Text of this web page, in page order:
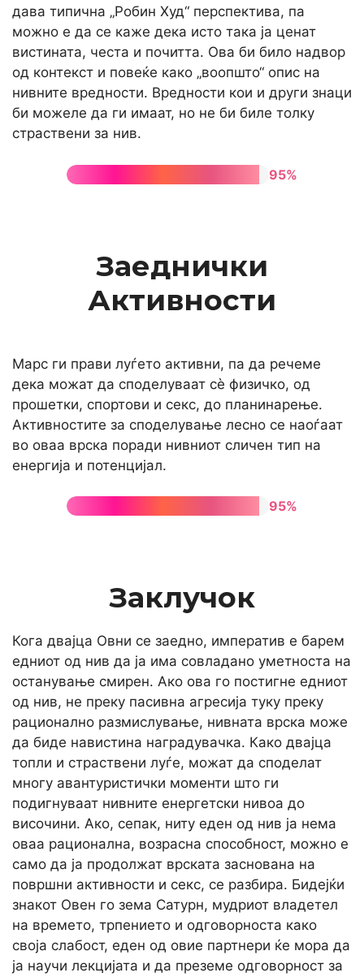
дава типична „Робин Худ“ перспектива, па
можно е да се каже дека исто така ја ценат
вистината, честа и почитта. Ова би било надвор
од контекст и повеќе како „воопшто“ опис на
нивните вредности. Вредности кои и други знаци
би можеле да ги имаат, но не би биле толку
страствени за нив.
95%
Заеднички
Активности
Марс ги прави луѓето активни, па да речеме
дека можат да споделуваат сè физичко, од
прошетки, спортови и секс, до планинарење.
Активностите за споделување лесно се наоѓаат
во оваа врска поради нивниот сличен тип на
енергија и потенцијал.
95%
Заклучок
Кога двајца Овни се заедно, императив е барем
едниот од нив да ја има совладано уметноста на
останување смирен. Ако ова го постигне едниот
од нив, не преку пасивна агресија туку преку
рационално размислување, нивната врска може
да биде навистина наградувачка. Како двајца
топли и страствени луѓе, можат да споделат
многу авантуристички моменти што ги
подигнуваат нивните енергетски нивоа до
височини. Ако, сепак, ниту еден од нив ја нема
оваа рационална, возрасна способност, можно е
само да ја продолжат врската заснована на
површни активности и секс, се разбира. Бидејќи
знакот Овен го зема Сатурн, мудриот владетел
на времето, трпението и одговорноста како
своја слабост, еден од овие партнери ќе мора да
ја научи лекцијата и да преземе одговорност за